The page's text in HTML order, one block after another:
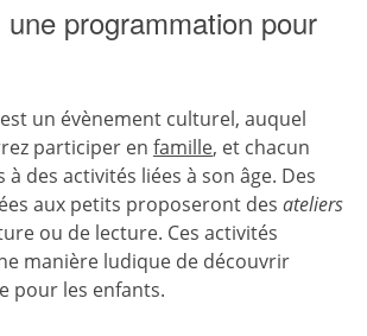
programmation pour
est un évènement culturel, auquel
participer en famille, et chacun
à des activités liées à son âge. Des
aux petits proposeront des ateliers
ou de lecture. Ces activités
manière ludique de découvrir
pour les enfants.